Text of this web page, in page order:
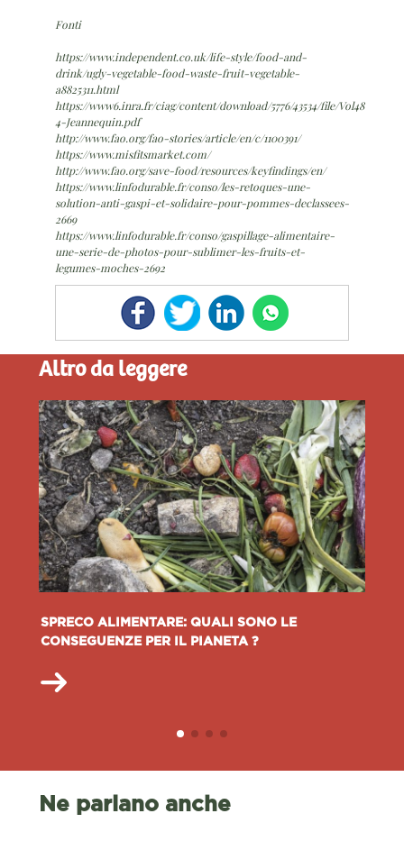
Fonti
https://www.independent.co.uk/life-style/food-and-
drink/ugly-vegetable-food-waste-fruit-vegetable-
a8825311.html
https://www6.inra.fr/ciag/content/download/5776/43534/file/Vol48-
4-Jeannequin.pdf
http://www.fao.org/fao-stories/article/en/c/1100391/
https://www.misfitsmarket.com/
http://www.fao.org/save-food/resources/keyfindings/en/
https://www.linfodurable.fr/conso/les-retoques-une-
solution-anti-gaspi-et-solidaire-pour-pommes-declassees-
2669
https://www.linfodurable.fr/conso/gaspillage-alimentaire-
une-serie-de-photos-pour-sublimer-les-fruits-et-
legumes-moches-2692
Altro da leggere
SPRECO ALIMENTARE: QUALI SONO LE
CONSEGUENZE PER IL PIANETA ?
Ne parlano anche